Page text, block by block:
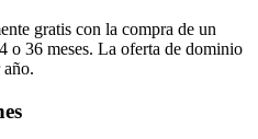
gratis con la compra de un
o 36 meses. La oferta de dominio